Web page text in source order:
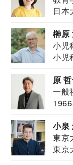
日本
榊原
小児
小児
原
一般
小泉
東京
東京